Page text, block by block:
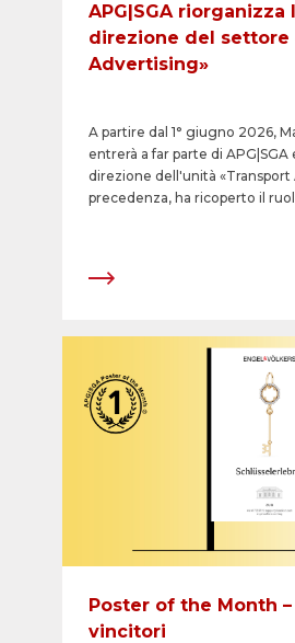
APG|SGA riorganizza
direzione del settore
Advertising»
A partire dal 1° giugno 2026,
entrerà a far parte di APG|SGA
direzione dell'unità «Transport
precedenza, ha ricoperto il
trasporto: ha già lavorato per
delle tematiche centrali dei
contrattuali, e aziende di
Poster of the Month
vincitori